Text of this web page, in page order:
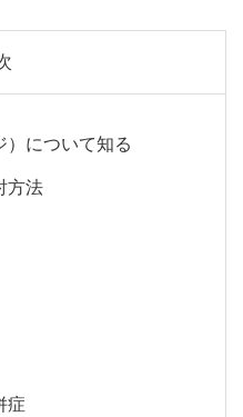
）について知る
方法
症